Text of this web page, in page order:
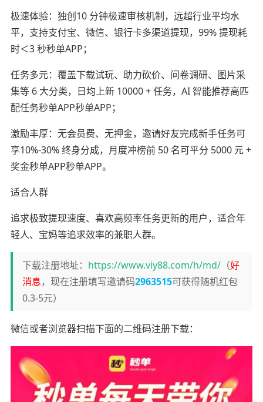
极速体验：独创10 分钟极速审核机制，远超行业平均水
平，支持支付宝、微信、银行卡多渠道提现，99% 提现耗
时＜3 秒秒单APP；
任务多元：覆盖下载试玩、助力砍价、问卷调研、图片采
集等 6 大分类，日均上新 10000 + 任务，AI 智能推荐高匹
配任务秒单APP秒单APP；
激励丰厚：无会员费、无押金，邀请好友完成新手任务可
享10%-30% 终身分成，月度冲榜前 50 名可平分 5000 元 +
奖金秒单APP秒单APP。
适合人群
追求极致提现速度、喜欢高频率任务更新的用户，适合年
轻人、宝妈等追求效率的兼职人群。
下载注册地址： https://www.viy88.com/h/md/（好
消息，现在注册填写邀请码2963515可获得随机红包
0.3-5元）
微信或者浏览器扫描下面的二维码注册下载：